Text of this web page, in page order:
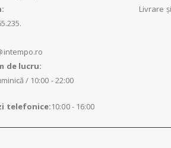
de lucru:
/ 10:00 - 22:00
telefonice:10:00 - 16:00
Livrare